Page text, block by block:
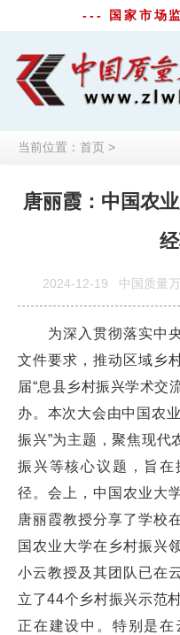
--- 国家市场
当前位置： 首页 >
唐丽霞：中国农
2024-12-19 中国质量
为深入贯彻落实中央
文件要求，推动区域乡
届“息县乡村振兴学术交
办。本次大会由中国农
振兴”为主题，聚焦现代
振兴等核心议题，旨
径。会上，中国农业大
唐丽霞教授分享了学校
国农业大学在乡村振兴
小云教授及其团队已在
立了44个乡村振兴示范
正在建设中。特别是